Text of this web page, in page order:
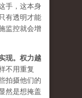
手，这本身
有透明才能
监控就会增
现。权力越
不用重复
拍摄他们的
然是想掩盖